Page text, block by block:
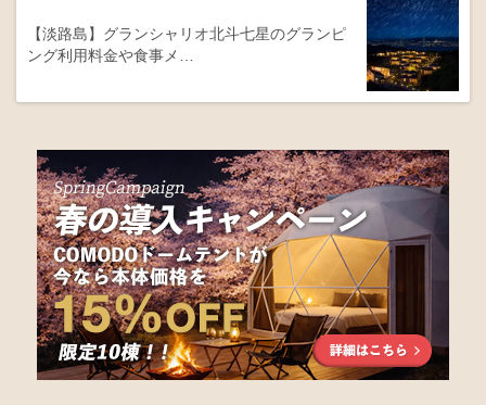
【淡路島】グランシャリオ北斗七星のグランピ
ング利用料金や食事メ…